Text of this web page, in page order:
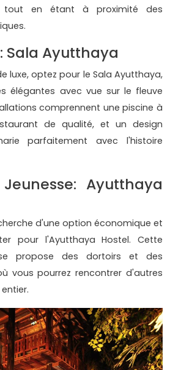
tout en étant à proximité des
Sala Ayutthaya
luxe, optez pour le Sala Ayutthaya,
élégantes avec vue sur le fleuve
comprennent une piscine à
de qualité, et un design
parfaitement avec l'histoire
Ayutthaya
d'une option économique et
pour l'Ayutthaya Hostel. Cette
propose des dortoirs et des
vous pourrez rencontrer d'autres